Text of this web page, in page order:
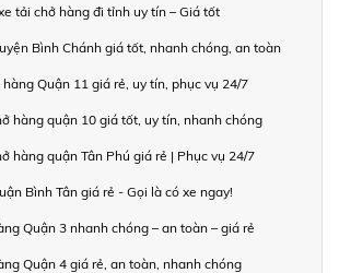
tải chở hàng đi tỉnh uy tín – Giá tốt
Bình Chánh giá tốt, nhanh chóng, an toàn
Quận 11 giá rẻ, uy tín, phục vụ 24/7
hàng quận 10 giá tốt, uy tín, nhanh chóng
hàng quận Tân Phú giá rẻ | Phục vụ 24/7
Bình Tân giá rẻ - Gọi là có xe ngay!
Quận 3 nhanh chóng – an toàn – giá rẻ
Quận 4 giá rẻ, an toàn, nhanh chóng